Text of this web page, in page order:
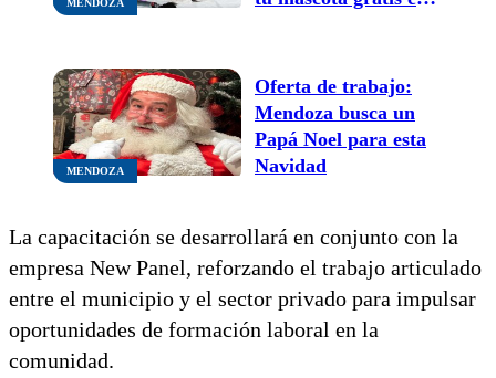
MENDOZA
Oferta de trabajo:
Mendoza busca un
Papá Noel para esta
Navidad
La capacitación se desarrollará en conjunto con la
empresa New Panel, reforzando el trabajo articulado
entre el municipio y el sector privado para impulsar
oportunidades de formación laboral en la
comunidad.